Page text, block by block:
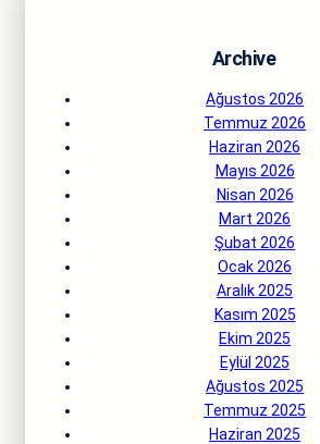
Archive
Ağustos 2026
Temmuz 2026
Haziran 2026
Mayıs 2026
Nisan 2026
Mart 2026
Şubat 2026
Ocak 2026
Aralık 2025
Kasım 2025
Ekim 2025
Eylül 2025
Ağustos 2025
Temmuz 2025
Haziran 2025